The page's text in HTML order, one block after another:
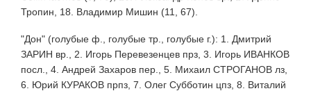
Тропин, 18. Владимир Мишин (11, 67).
"Дон" (голубые ф., голубые тр., голубые г.): 1. Дмитрий
ЗАРИН вр., 2. Игорь Перевезенцев прз, 3. Игорь ИВАНКОВ
посл., 4. Андрей Захаров пер., 5. Михаил СТРОГАНОВ лз,
6. Юрий КУРАКОВ прпз, 7. Олег Субботин цпз, 8. Виталий